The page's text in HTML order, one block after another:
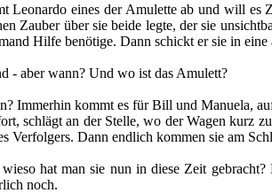
eines der Amulette ab und will es
Zauber über sie beide legte, der sie
Hilfe benötige. Dann schickt er sie in eine
- aber wann? Und wo ist das Amulett?
Immerhin kommt es für Bill und Manuela,
schlägt an der Stelle, wo der Wagen kurz
Dann endlich kommen sie am
hat man sie nun in diese Zeit
noch.